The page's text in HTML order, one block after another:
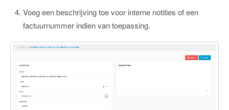
Voeg een beschrijving toe voor interne notities of een
factuurnummer indien van toepassing.